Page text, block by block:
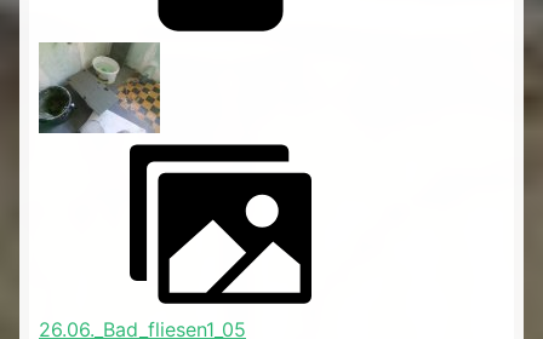
26.06._Bad_fliesen1_05